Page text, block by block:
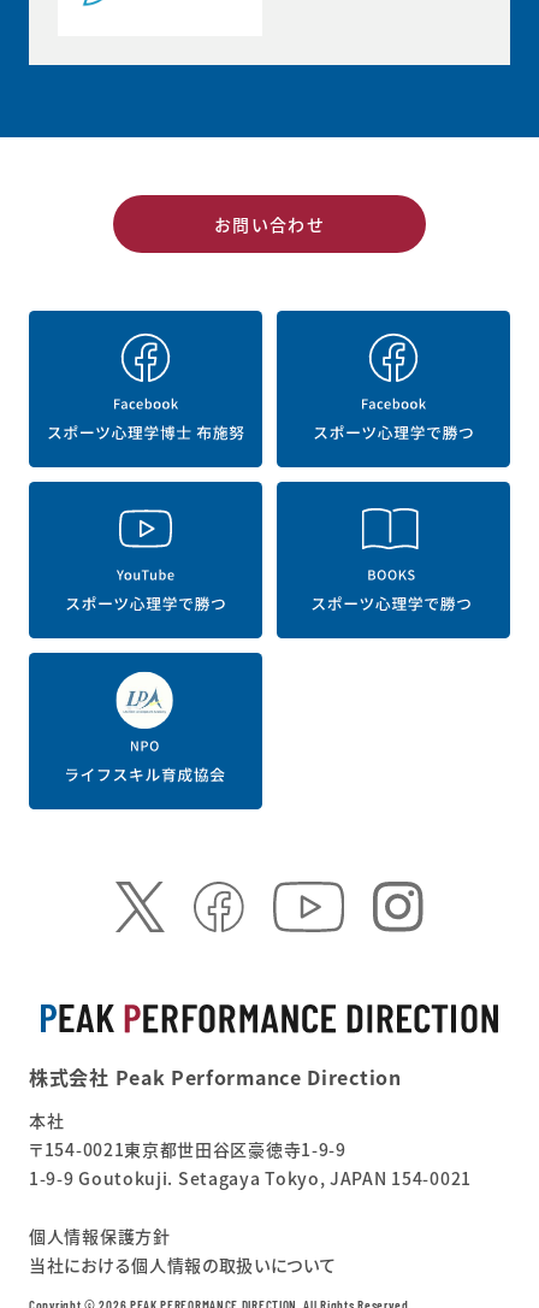
お問い合わせ
株式会社 Peak Performance Direction
本社
〒154-0021東京都世田谷区豪徳寺1-9-9
1-9-9 Goutokuji. Setagaya Tokyo, JAPAN 154-0021
個人情報保護方針
当社における個人情報の取扱いについて